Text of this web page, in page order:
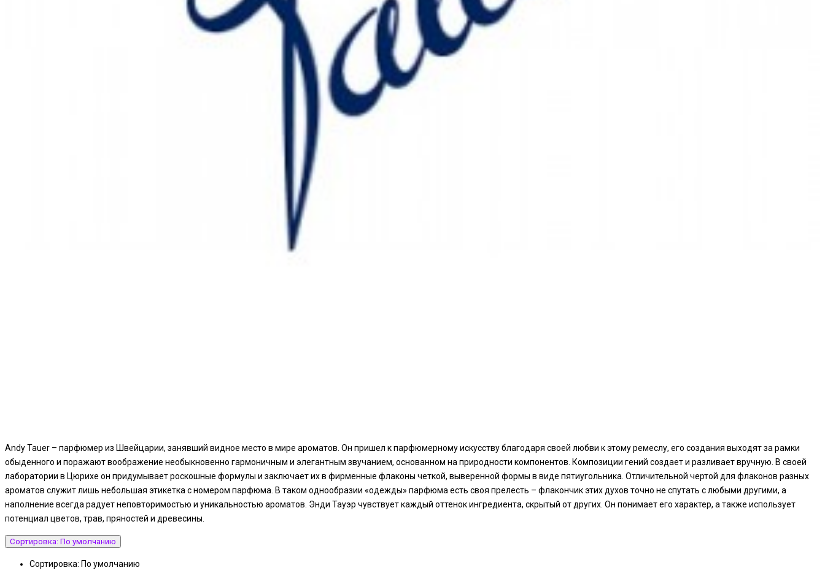
Andy Tauer – парфюмер из Швейцарии, занявший видное место в мире ароматов. Он пришел к парфюмерному искусству благодаря своей любви к этому ремеслу, его создания выходят за рамки
обыденного и поражают воображение необыкновенно гармоничным и элегантным звучанием, основанном на природности компонентов. Композиции гений создает и разливает вручную. В своей
лаборатории в Цюрихе он придумывает роскошные формулы и заключает их в фирменные флаконы четкой, выверенной формы в виде пятиугольника. Отличительной чертой для флаконов разных
ароматов служит лишь небольшая этикетка с номером парфюма. В таком однообразии «одежды» парфюма есть своя прелесть – флакончик этих духов точно не спутать с любыми другими, а
наполнение всегда радует неповторимостью и уникальностью ароматов. Энди Тауэр чувствует каждый оттенок ингредиента, скрытый от других. Он понимает его характер, а также использует
потенциал цветов, трав, пряностей и древесины.
Сортировка: По умолчанию
Сортировка: По умолчанию